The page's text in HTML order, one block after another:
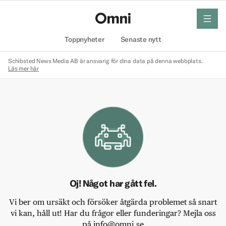
Toppnyheter Senaste nytt
meny
Schibsted News Media AB är ansvarig för dina data på denna webbplats.
Läs mer här
Oj! Något har gått fel.
Vi ber om ursäkt och försöker åtgärda problemet så snart
vi kan, håll ut! Har du frågor eller funderingar? Mejla oss